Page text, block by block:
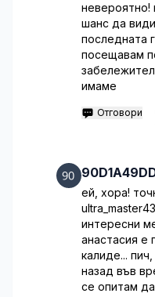
невероятно!
шанс да
последната
посещавам
имаме
Отговори
ей, хора!
интересни
анастасия е
калиде...
назад във
се опитам